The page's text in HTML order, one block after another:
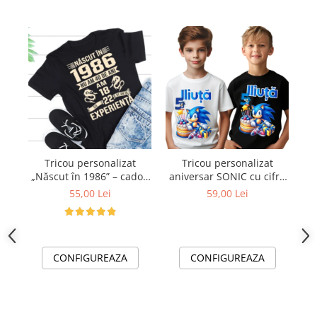
Pijamale BIG SIZE femei
Cadouri ocazii speciale
Tricouri de craciun
Tricouri de cuplu Valentine's Day
Valentine's Day
Cadouri pentru Bunici
Cadouri pentru Nasi si Fini
Cadouri Craciun
Cadouri pentru Mama
Cadouri pentru profesori sau absolventi
Cadouri Back to school
Cadouri de Paște
Cadouri Traditionale Romanesti
8 Martie
Tricou personalizat
„Născut în 1986” – cadou
aniversar cu mesaj
55,00 Lei
CONFIGUREAZA
Tricou personalizat
aniversar SONIC cu cifra
aniversara TAS101
59,00 Lei
CONFIGUREAZA